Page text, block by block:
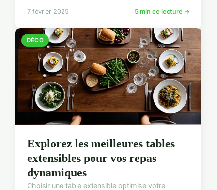
7 février 2025 5 min de lecture →
DÉCO
Explorez les meilleures tables
extensibles pour vos repas
dynamiques
Choisir une table extensible optimise votre